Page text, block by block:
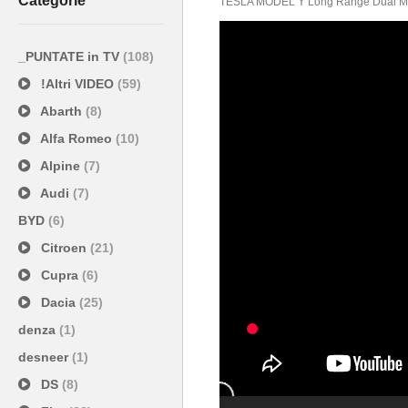
_PUNTATE in TV (108)
!Altri VIDEO (59)
Abarth (8)
Alfa Romeo (10)
Alpine (7)
Audi (7)
BYD (6)
Citroen (21)
Cupra (6)
Dacia (25)
denza (1)
desneer(1)
DS (8)